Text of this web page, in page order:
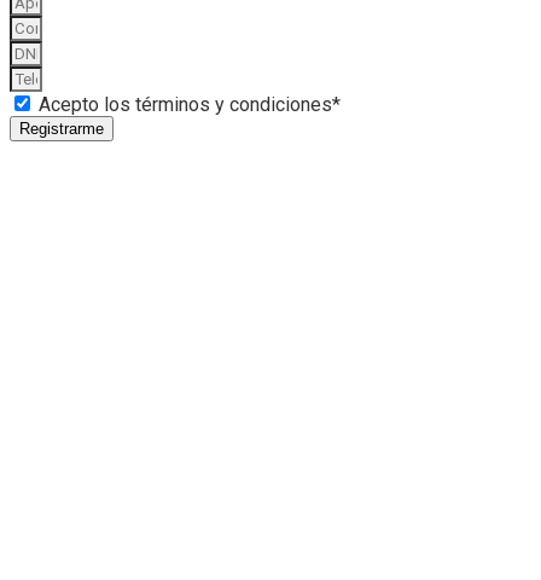
Acepto los términos y condiciones*
Registrarme